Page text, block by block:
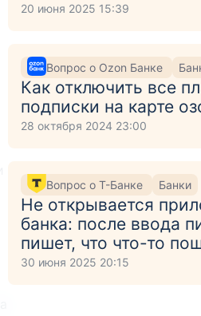
20 июня 2025 15:39
Вопрос о Ozon Банке
Как отключить все
подписки на карте
28 октября 2024 23:00
Вопрос о Т-Банке Банки
Не открывается
банка: после ввода
пишет, что что-то
30 июня 2025 20:15